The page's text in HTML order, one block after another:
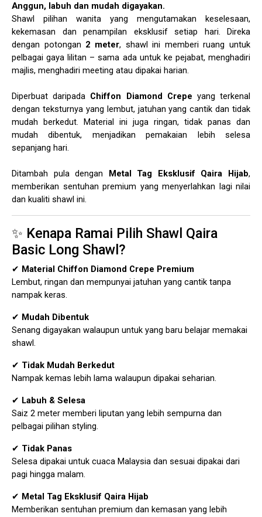
Anggun, labuh dan mudah digayakan.
Shawl pilihan wanita yang mengutamakan keselesaan,
kekemasan dan penampilan eksklusif setiap hari. Direka
dengan potongan 2 meter, shawl ini memberi ruang untuk
pelbagai gaya lilitan – sama ada untuk ke pejabat, menghadiri
majlis, menghadiri meeting atau dipakai harian.
Diperbuat daripada Chiffon Diamond Crepe yang terkenal
dengan teksturnya yang lembut, jatuhan yang cantik dan tidak
mudah berkedut. Material ini juga ringan, tidak panas dan
mudah dibentuk, menjadikan pemakaian lebih selesa
sepanjang hari.
Ditambah pula dengan Metal Tag Eksklusif Qaira Hijab,
memberikan sentuhan premium yang menyerlahkan lagi nilai
dan kualiti shawl ini.
✨ Kenapa Ramai Pilih Shawl Qaira
Basic Long Shawl?
✔ Material Chiffon Diamond Crepe Premium
Lembut, ringan dan mempunyai jatuhan yang cantik tanpa
nampak keras.
✔ Mudah Dibentuk
Senang digayakan walaupun untuk yang baru belajar memakai
shawl.
✔ Tidak Mudah Berkedut
Nampak kemas lebih lama walaupun dipakai seharian.
✔ Labuh & Selesa
Saiz 2 meter memberi liputan yang lebih sempurna dan
pelbagai pilihan styling.
✔ Tidak Panas
Selesa dipakai untuk cuaca Malaysia dan sesuai dipakai dari
pagi hingga malam.
✔ Metal Tag Eksklusif Qaira Hijab
Memberikan sentuhan premium dan kemasan yang lebih